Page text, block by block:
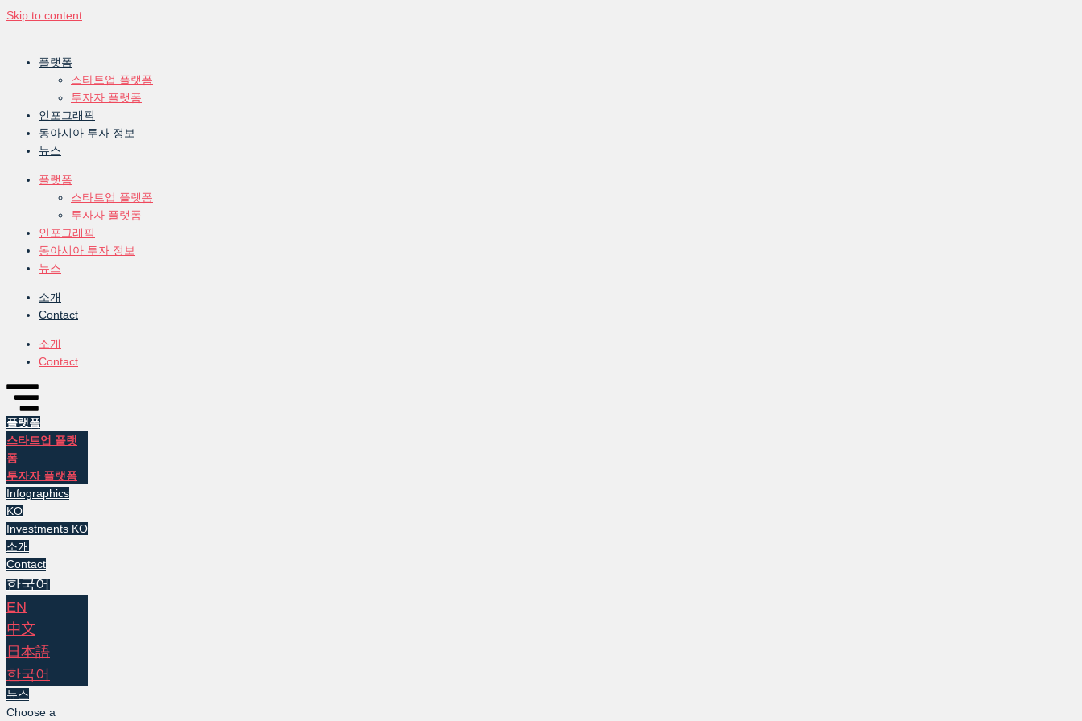
Skip to content
플랫폼
스타트업 플랫폼
투자자 플랫폼
인포그래픽
동아시아 투자 정보
뉴스
플랫폼
스타트업 플랫폼
투자자 플랫폼
인포그래픽
동아시아 투자 정보
뉴스
소개
Contact
소개
Contact
플랫폼
스타트업 플랫
폼
투자자 플랫폼
Infographics
KO
Investments KO
소개
Contact
한국어
EN
中文
日本語
한국어
뉴스
Choose a